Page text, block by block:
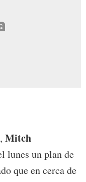
Mitch
lunes un plan de
que en cerca de